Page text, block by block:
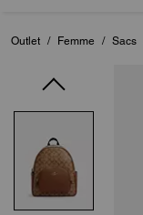
Outlet / Femme / Sacs